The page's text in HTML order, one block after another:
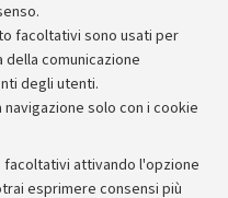
facoltativi sono usati per
comunicazione
degli utenti.
solo con i cookie
attivando l'opzione
esprimere consensi più